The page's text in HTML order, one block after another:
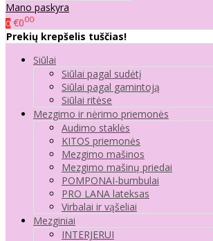
Mano paskyra
0 €000
Prekių krepšelis tuščias!
Siūlai
Siūlai pagal sudėtį
Siūlai pagal gamintoją
Siūlai ritėse
Mezgimo ir nėrimo priemonės
Audimo staklės
KITOS priemonės
Mezgimo mašinos
Mezgimo mašinų priedai
POMPONAI-bumbulai
PRO LANA lateksas
Virbalai ir vąšeliai
Mezginiai
INTERJERUI